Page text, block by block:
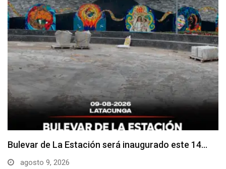
Adoquines levantados generan preocupación en
dos vías de…